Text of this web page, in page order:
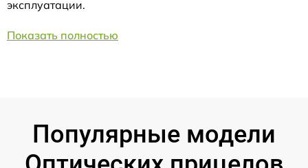
эксплуатации.
Показать полностью
Популярные модели